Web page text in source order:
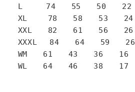
L 74 55 50 22
XL 78 58 53 24
XXL 82 61 56 26
XXXL 84 64 59 26
WM 61 43 36 16
WL 64 46 38 17